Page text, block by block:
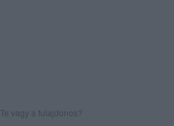
Te vagy a tulajdonos?